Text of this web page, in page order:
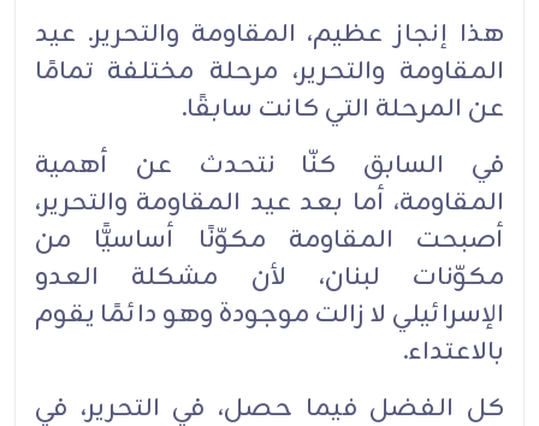
هذا إنجاز عظيم، المقاومة والتحرير. عيد
المقاومة والتحرير، مرحلة مختلفة تمامًا
عن المرحلة التي كانت ‏سابقًا.‏
في السابق كنّا نتحدث عن أهمية
المقاومة، أما بعد عيد المقاومة والتحرير،
أصبحت المقاومة مكوّنًا أساسيًّا ‏من
مكوّنات لبنان، لأن مشكلة العدو
الإسرائيلي لا زالت موجودة وهو دائمًا يقوم
بالاعتداء.‏
كل الفضل فيما حصل، في التحرير، في